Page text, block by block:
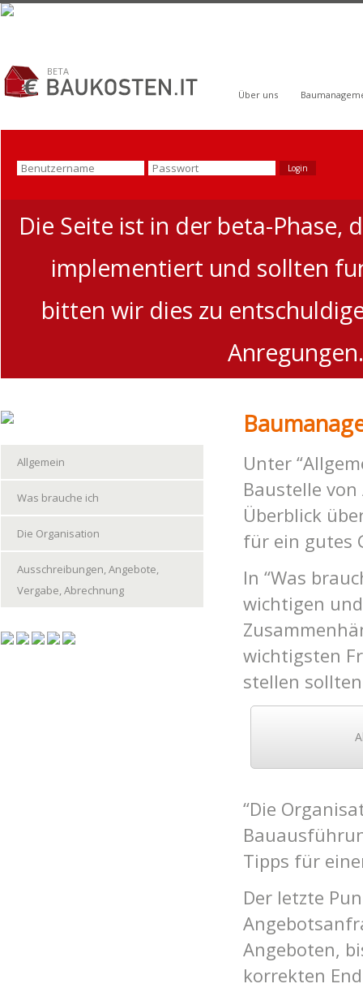
BETA
Über uns
Die Seite ist in der beta-Phase,
implementiert und sollten
bitten wir dies zu
Allgemein
Was brauche ich
Die Organisation
Ausschreibungen, Angebote,
Vergabe, Abrechnung
Unter
Baustelle
Überblick
für ein gutes
In “Was
wichtigen
wichtigsten
stellen
“Die
Tipps für
Der letzte
Angeboten,
korrekten